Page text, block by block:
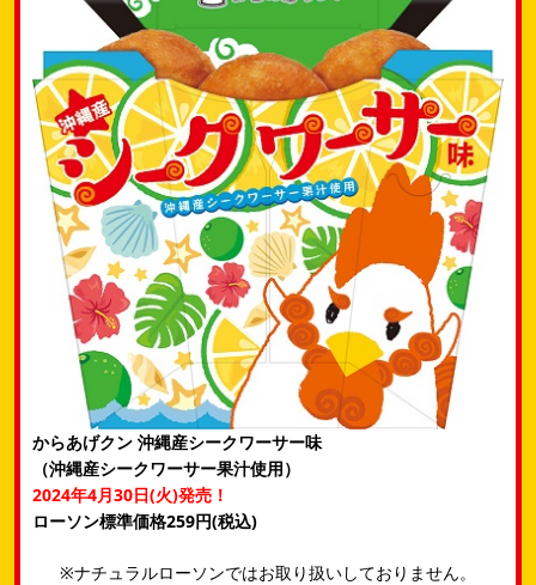
からあげクン 沖縄産シークワーサー味
（沖縄産シークワーサー果汁使用）
2024年4月30日(火)発売！
ローソン標準価格259円(税込)
※ナチュラルローソンではお取り扱いしておりません。